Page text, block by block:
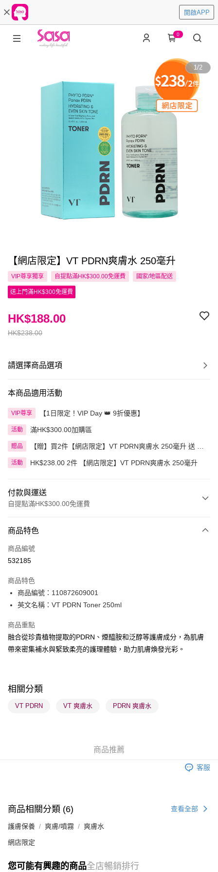
開啟APP
0
1/2
【網店限定】VT PDRN爽膚水 250毫升
VIP尊享獨享 自提點滿HK$300.00免運費 國家/地區配送
送上門滿HK$300免運費
HK$238.00
HK$188.00
請選擇商品選項
本商品適用活動
VIP尊享 【1日限定！VIP Day 👑 9折優惠】
活動 滿HK$300.00加購區
贈品
【贈】買2件【網店限定】VT PDRN爽膚水 250毫升 送 VT
活動 HK$238.00 2件 【網店限定】VT PDRN爽膚水 250毫升
付款與運送
自提點滿HK$300.00免運費
信用卡
Apple Pay
PayMe
WeChat Pay
BoC Pay
送貨方式
每筆HK$65.00，滿HK$300.00或以上免運費
每筆HK$65.00，滿HK$300.00或以上免運費
(香港門市) 只顯示可選門市。確認發貨後2-5個工作天到店，3天內
(澳門門市) 只顯示可選門市。確認發貨後2-5個工作天到店，3天內
取。逾期會取消訂單，並不會安排重寄
每筆HK$20.00，滿HK$100.00或以上免運費
商品特色
商品編號
532185
商品特色
商品編號：110872609001
英文名稱：VT PDRN Toner 250ml
商品重點
融合從珍貴植物提取的PDRN、煙醯胺和泛醇等護膚成分，為肌膚
帶來密集補水與緊致柔亮的護理體驗，助力肌膚煥發光彩。
相關分類
VT PDRN VT 爽膚水 PDRN 爽膚水
商品推薦
客服
商品相關分類 (6) 查看全部
護膚保養 爽膚/噴霧 爽膚水
網店限定
您可能有興趣的商品全店暢銷排行